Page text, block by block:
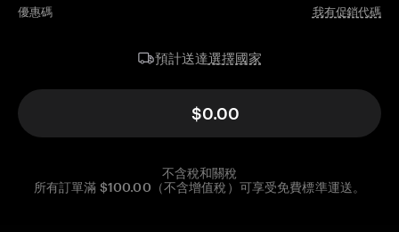
優惠碼 我有促銷代碼
預計送達選擇國家
$0.00
不含稅和關稅
所有訂單滿 $100.00（不含增值稅）可享受免費標準運送。